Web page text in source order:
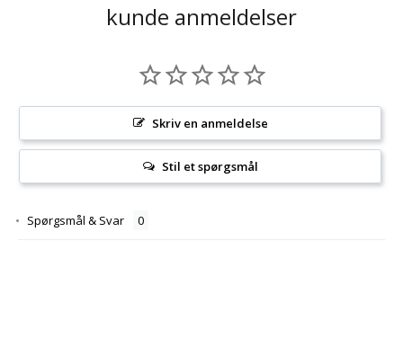
kunde anmeldelser
Skriv en anmeldelse
Stil et spørgsmål
Spørgsmål & Svar